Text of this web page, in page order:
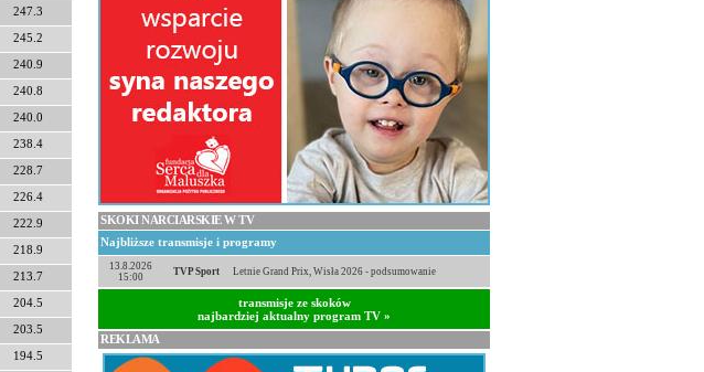
247.3
245.2
240.9
240.8
240.0
238.4
228.7
226.4
222.9
218.9
213.7
204.5
203.5
194.5
SKOKI NARCIARSKIE W TV
Najbliższe transmisje i programy
13.8.2026
15:00
TVP Sport Letnie Grand Prix, Wisła 2026 - podsumowanie
transmisje ze skoków
najbardziej aktualny program TV »
REKLAMA